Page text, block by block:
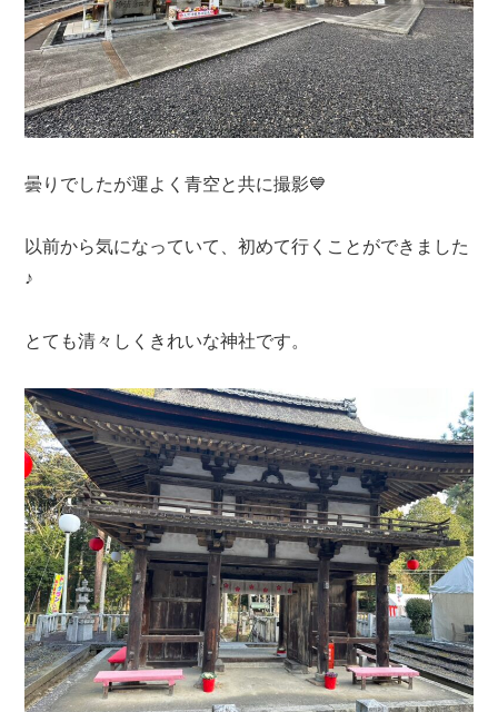
曇りでしたが運よく青空と共に撮影💙
以前から気になっていて、初めて行くことができました
♪
とても清々しくきれいな神社です。